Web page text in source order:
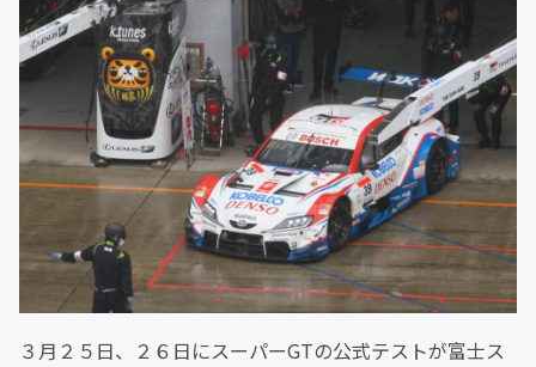
３月２５日、２６日にスーパーGTの公式テストが富士ス